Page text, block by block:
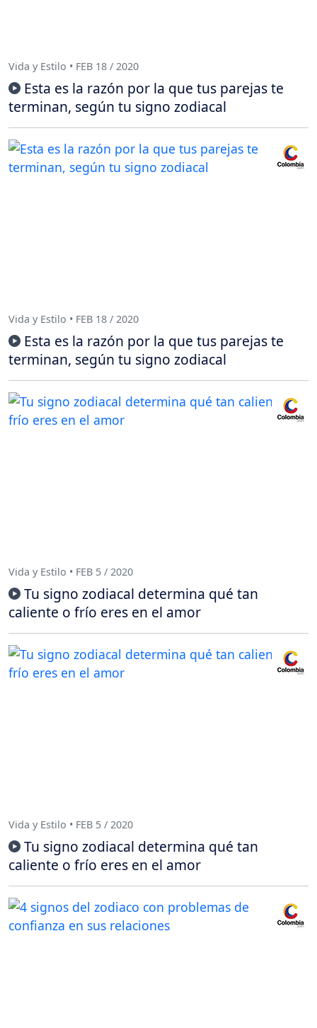
Vida y Estilo • FEB 18 / 2020
Esta es la razón por la que tus parejas te
terminan, según tu signo zodiacal
Vida y Estilo • FEB 18 / 2020
Esta es la razón por la que tus parejas te
terminan, según tu signo zodiacal
Vida y Estilo • FEB 5 / 2020
Tu signo zodiacal determina qué tan
caliente o frío eres en el amor
Vida y Estilo • FEB 5 / 2020
Tu signo zodiacal determina qué tan
caliente o frío eres en el amor